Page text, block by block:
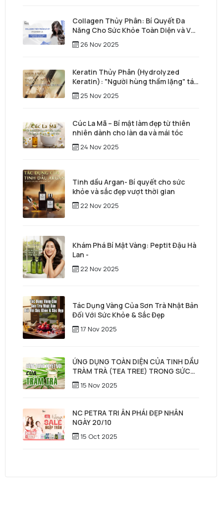
Collagen Thủy Phân: Bí Quyết Đa
Năng Cho Sức Khỏe Toàn Diện và Vẻ
Đẹp Vượt Thời Gian
26 Nov 2025
Keratin Thủy Phân (Hydrolyzed
Keratin): "Người hùng thầm lặng" tái
tạo mái tóc từ sâu bên trong
25 Nov 2025
Cúc La Mã – Bí mật làm đẹp từ thiên
nhiên dành cho làn da và mái tóc
24 Nov 2025
Tinh dầu Argan- Bí quyết cho sức
khỏe và sắc đẹp vượt thời gian
22 Nov 2025
Khám Phá Bí Mật Vàng: Peptit Đậu Hà
Lan -
22 Nov 2025
Tác Dụng Vàng Của Sơn Trà Nhật Bản
Đối Với Sức Khỏe & Sắc Đẹp
17 Nov 2025
ỨNG DỤNG TOÀN DIỆN CỦA TINH DẦU
TRÀM TRÀ (TEA TREE) TRONG SỨC
KHỎE, LÀM ĐẸP & CHĂM SÓC TÓC –
DA ĐẦU
15 Nov 2025
NC PETRA TRI ÂN PHÁI ĐẸP NHÂN
NGÀY 20/10
15 Oct 2025